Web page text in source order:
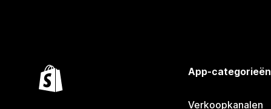
App-categorieën
Verkoopkanalen